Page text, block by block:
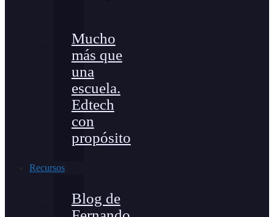
Mucho
más que
una
escuela.
Edtech
con
propósito
Recursos
Blog de